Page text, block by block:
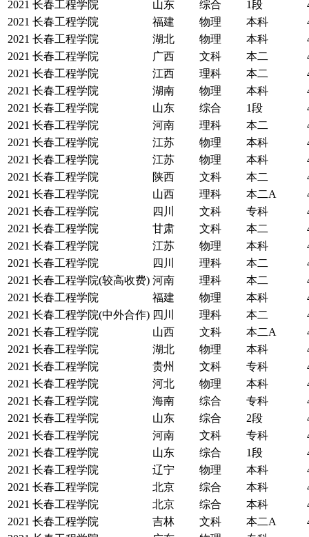
2021 长春工程学院 山东 综合 1段
2021 长春工程学院 福建 物理 本科
2021 长春工程学院 湖北 物理 本科
2021 长春工程学院 广西 文科 本二
2021 长春工程学院 江西 理科 本二
2021 长春工程学院 湖南 物理 本科
2021 长春工程学院 山东 综合 1段
2021 长春工程学院 河南 理科 本二
2021 长春工程学院 江苏 物理 本科
2021 长春工程学院 江苏 物理 本科
2021 长春工程学院 陕西 文科 本二
2021 长春工程学院 山西 理科 本二A
2021 长春工程学院 四川 文科 专科
2021 长春工程学院 甘肃 文科 本二
2021 长春工程学院 江苏 物理 本科
2021 长春工程学院 四川 理科 本二
2021 长春工程学院(较高收费) 河南 理科 本二
2021 长春工程学院 福建 物理 本科
2021 长春工程学院(中外合作) 四川 理科 本二
2021 长春工程学院 山西 文科 本二A
2021 长春工程学院 湖北 物理 本科
2021 长春工程学院 贵州 文科 专科
2021 长春工程学院 河北 物理 本科
2021 长春工程学院 海南 综合 专科
2021 长春工程学院 山东 综合 2段
2021 长春工程学院 河南 文科 专科
2021 长春工程学院 山东 综合 1段
2021 长春工程学院 辽宁 物理 本科
2021 长春工程学院 北京 综合 本科
2021 长春工程学院 北京 综合 本科
2021 长春工程学院 吉林 文科 本二A